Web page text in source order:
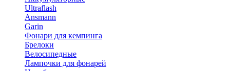
Ultraflash
Ansmann
Garin
Фонари для кемпинга
Брелоки
Велосипедные
Лампочки для фонарей